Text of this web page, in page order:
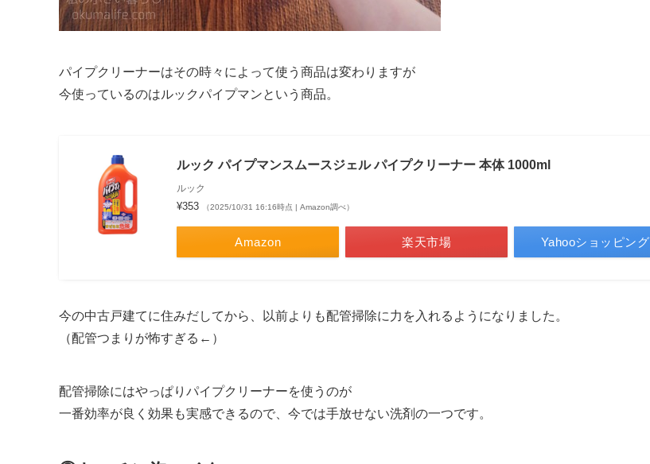
パイプクリーナーはその時々によって使う商品は変わりますが
今使っているのはルックパイプマンという商品。
ルック パイプマンスムースジェル パイプクリーナー 本体 1000ml
ルック
¥353 （2025/10/31 16:16時点 | Amazon調べ）
Amazon 楽天市場 Yahooショッピング
今の中古戸建てに住みだしてから、以前よりも配管掃除に力を入れるようになりました。
（配管つまりが怖すぎる←）
配管掃除にはやっぱりパイプクリーナーを使うのが
一番効率が良く効果も実感できるので、今では手放せない洗剤の一つです。